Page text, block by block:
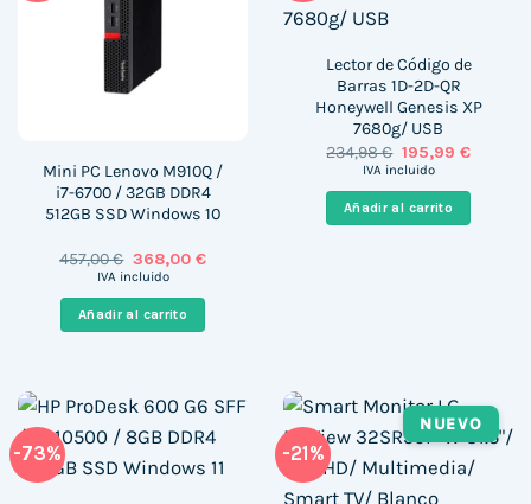
Mini PC Lenovo M910Q /
i7-6700 / 32GB DDR4
512GB SSD Windows 10
457,00€ El
precio
era:
457,00 €.
368,00 €El
es:
368,00 €.
IVA incluido
Añadir al carrito
Lector de Código de
Barras 1D-2D-QR
Honeywell Genesis XP
7680g/ USB
234,98€ El
precio
era:
234,98 €.
195,99 €El
es:
195,99
IVA incluido
Añadir al carrito
-73% -21%
NUEVO